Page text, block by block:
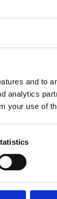
and to
analytics
your use of
slajdów i
—